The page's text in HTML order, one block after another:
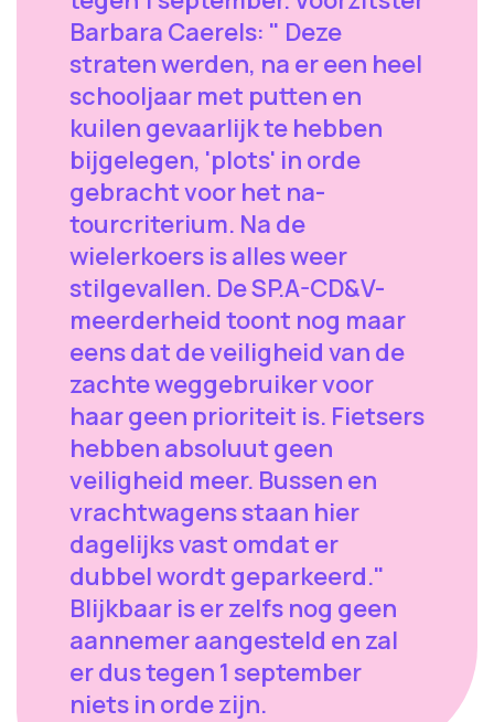
Barbara Caerels: " Deze
straten werden, na er een heel
schooljaar met putten en
kuilen gevaarlijk te hebben
bijgelegen, 'plots' in orde
gebracht voor het na-
tourcriterium. Na de
wielerkoers is alles weer
stilgevallen. De SP.A-CD&V-
meerderheid toont nog maar
eens dat de veiligheid van de
zachte weggebruiker voor
haar geen prioriteit is. Fietsers
hebben absoluut geen
veiligheid meer. Bussen en
vrachtwagens staan hier
dagelijks vast omdat er
dubbel wordt geparkeerd."
Blijkbaar is er zelfs nog geen
aannemer aangesteld en zal
er dus tegen 1 september
niets in orde zijn.